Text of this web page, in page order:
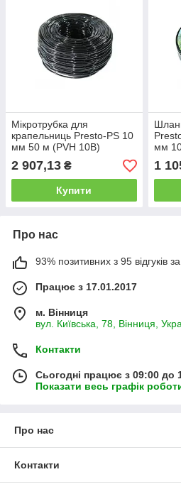
Мікротрубка для
крапельниць Presto-PS 10
мм 50 м (PVH 10B)
2 907,13 ₴
Купити
мм
1
Про нас
93% позитивних з 95 відгуків за
Працює з 17.01.2017
м. Вінниця
вул. Київська, 78, Вінниця,
Контакти
Сьогодні працює з 09:00 до
Показати весь графік
Про нас
Контакти